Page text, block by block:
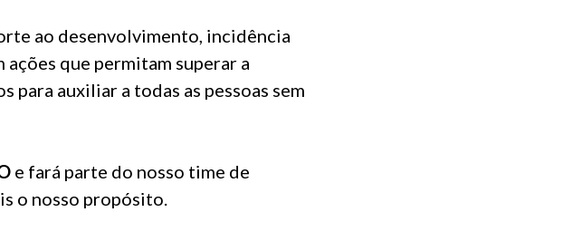
ao desenvolvimento, incidência
que permitam superar a
para auxiliar a todas as pessoas sem
e fará parte do nosso time de
o nosso propósito.